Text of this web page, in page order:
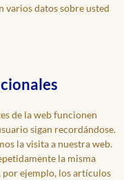
varios datos sobre usted
de la web funcionen
sigan recordándose.
la visita a nuestra web.
la misma
por ejemplo, los artículos